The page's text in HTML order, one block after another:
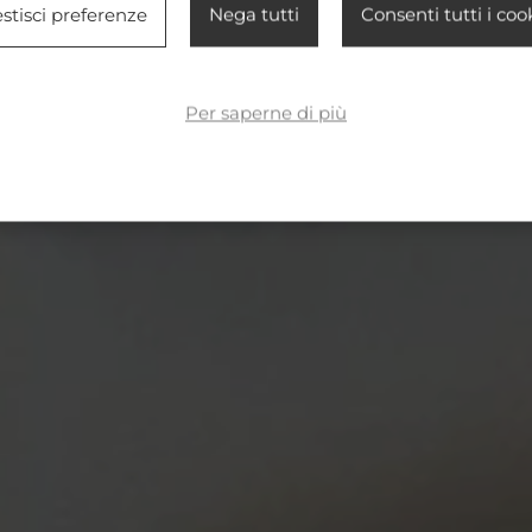
preferenze Nega tutti Consenti tutti i
Per saperne di più